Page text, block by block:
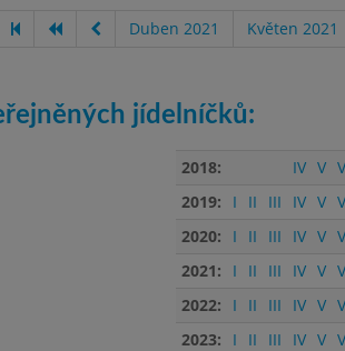
Duben 2021 Květen 2021
jídelníčků:
2018: IV V
2019:
I II III IV V
2020:
I II III IV V
2021:
I II III IV V
2022:
I II III IV V
2023:
I II III IV V